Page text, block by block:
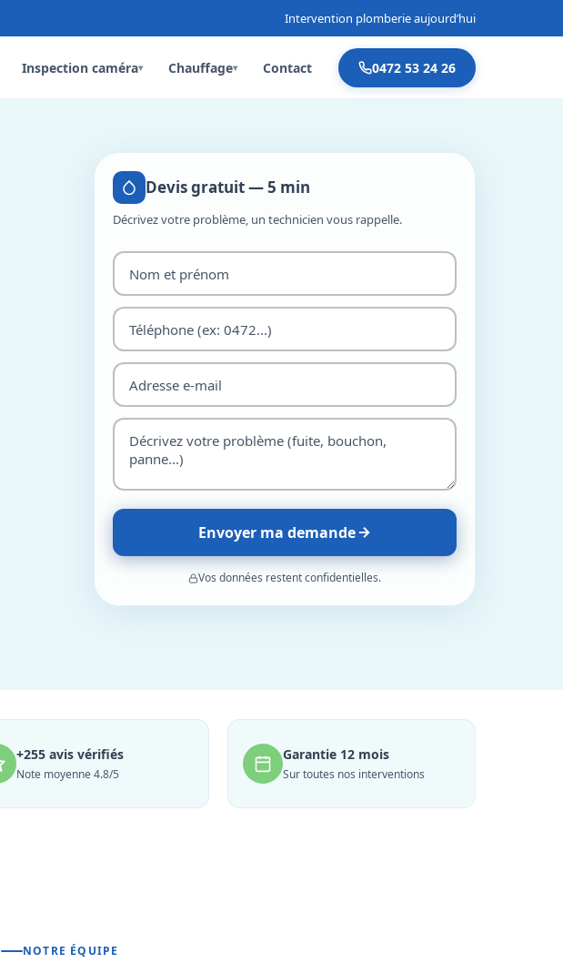
Intervention plomberie aujourd’hui
Inspection caméra▾ Chauffage▾ Contact 0472 53 24 26
Devis gratuit — 5 min
Décrivez votre problème, un technicien vous rappelle.
Envoyer ma demande
Vos données restent confidentielles.
+255 avis vérifiés
Note moyenne 4.8/5
Garantie 12 mois
Sur toutes nos interventions
NOTRE ÉQUIPE